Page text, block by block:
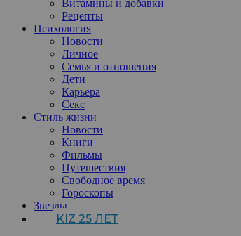
Витамины и добавки
Рецепты
Психология
Новости
Личное
Семья и отношения
Дети
Карьера
Секс
Стиль жизни
Новости
Книги
Фильмы
Путешествия
Свободное время
Гороскопы
Звезды
KIZ 25 ЛЕТ